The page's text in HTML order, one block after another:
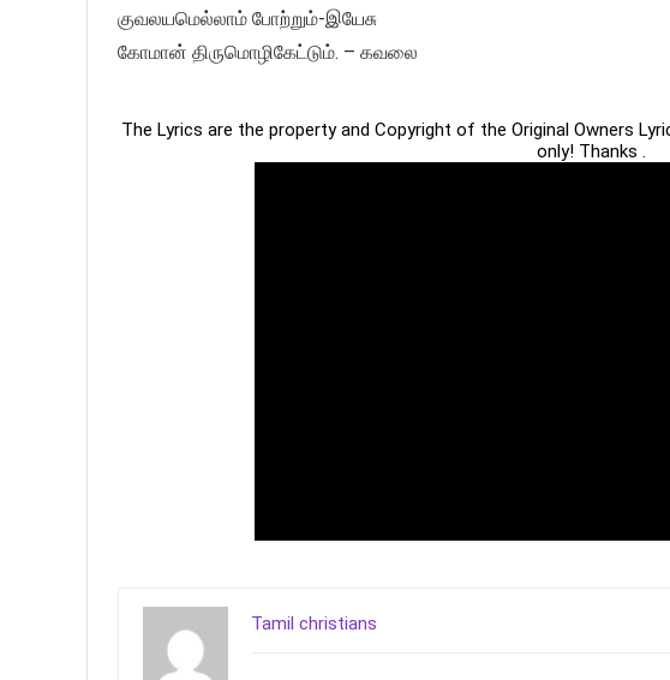
குவலயமெல்லாம் போற்றும்-இயேசு
கோமான் திருமொழிகேட்டும். – கவலை
The Lyrics are the property and Copyright of the Original Owners
only! Thanks .
Tamil christians